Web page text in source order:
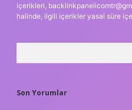
içerikleri,
halinde, ilgili içerikler yasal süre
Son Yorumlar